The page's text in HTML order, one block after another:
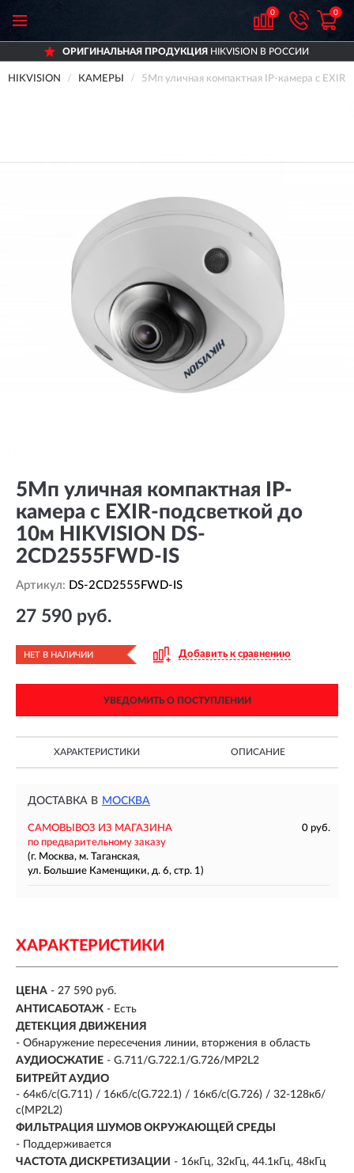
0 0
ОРИГИНАЛЬНАЯ ПРОДУКЦИЯ HIKVISION В РОССИИ
HIKVISION КАМЕРЫ 5Мп уличная компактная IP-камера с
5Мп уличная компактная IP-
камера с EXIR-подсветкой до
10м HIKVISION DS-
2CD2555FWD-IS
Артикул: DS-2CD2555FWD-IS
27 590 руб.
НЕТ В НАЛИЧИИ Добавить к сравнению
УВЕДОМИТЬ О ПОСТУПЛЕНИИ
ХАРАКТЕРИСТИКИ ОПИСАНИЕ
ДОСТАВКА В МОСКВА
САМОВЫВОЗ ИЗ МАГАЗИНА
0 руб.
по предварительному заказу
(г. Москва, м. Таганская,
ул. Большие Каменщики, д. 6, стр. 1)
ХАРАКТЕРИСТИКИ
ЦЕНА - 27 590 руб.
АНТИСАБОТАЖ - Есть
ДЕТЕКЦИЯ ДВИЖЕНИЯ
- Обнаружение пересечения линии, вторжения в область
АУДИОСЖАТИЕ - G.711/G.722.1/G.726/MP2L2
БИТРЕЙТ АУДИО
- 64кб/с(G.711) / 16кб/с(G.722.1) / 16кб/с(G.726) / 32-128кб/
с(MP2L2)
ФИЛЬТРАЦИЯ ШУМОВ ОКРУЖАЮЩЕЙ СРЕДЫ
- Поддерживается
ЧАСТОТА ДИСКРЕТИЗАЦИИ - 16кГц, 32кГц, 44.1кГц, 48кГц